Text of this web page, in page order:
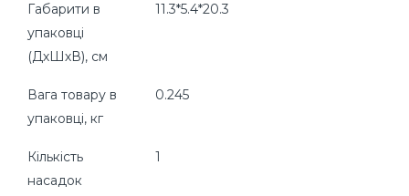
Габарити в
упаковці
(ДхШхВ), см
11.3*5.4*20.3
Вага товару в
упаковці, кг
0.245
Кількість
насадок
1